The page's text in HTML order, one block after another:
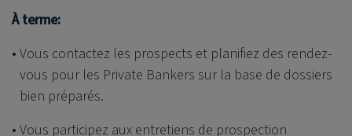
À terme:
Vous contactez les prospects et planifiez des rendez-
vous pour les Private Bankers sur la base de dossiers
bien préparés.
Vous participez aux entretiens de prospection